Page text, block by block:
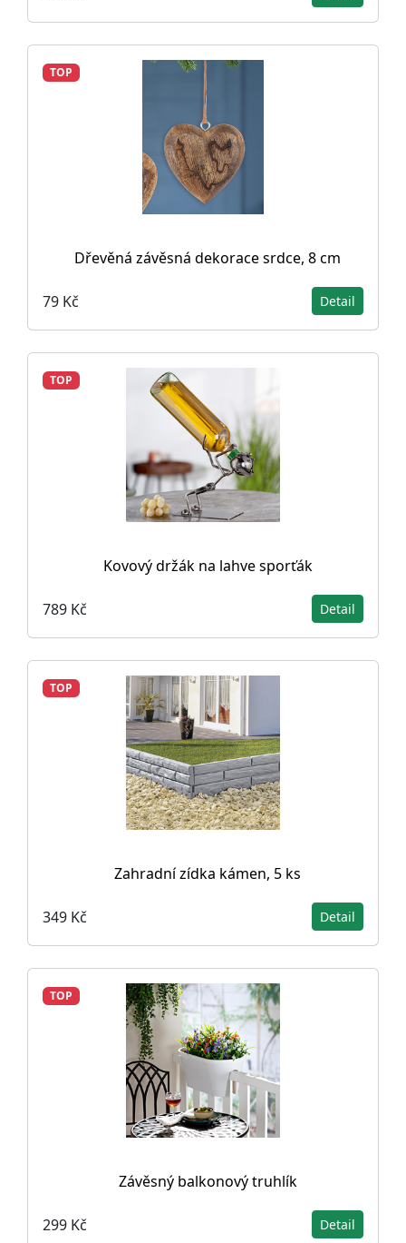
TOP
Dřevěná závěsná dekorace srdce, 8 cm
79 Kč Detail
TOP
Kovový držák na lahve sporťák
789 Kč Detail
TOP
Zahradní zídka kámen, 5 ks
349 Kč Detail
TOP
Závěsný balkonový truhlík
299 Kč Detail